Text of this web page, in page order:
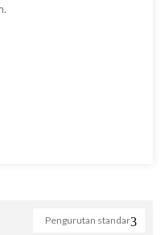
Pengurutan standar